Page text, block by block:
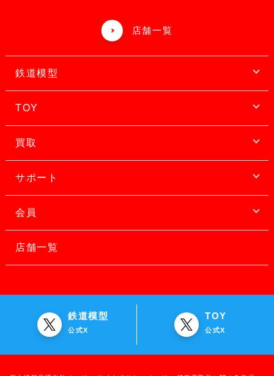
店舗一覧
鉄道模型
TOY
買取
サポート
会員
店舗一覧
鉄道模型
公式X
TOY
公式X